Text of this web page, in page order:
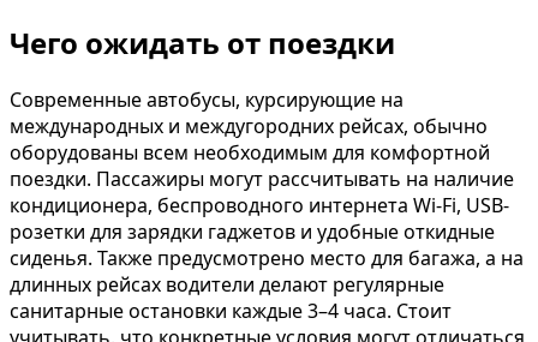
Чего ожидать от поездки
Современные автобусы, курсирующие на
международных и междугородних рейсах, обычно
оборудованы всем необходимым для комфортной
поездки. Пассажиры могут рассчитывать на наличие
кондиционера, беспроводного интернета Wi-Fi, USB-
розетки для зарядки гаджетов и удобные откидные
сиденья. Также предусмотрено место для багажа, а на
длинных рейсах водители делают регулярные
санитарные остановки каждые 3–4 часа. Стоит